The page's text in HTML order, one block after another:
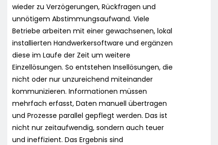
wieder zu Verzögerungen, Rückfragen und
unnötigem Abstimmungsaufwand. Viele
Betriebe arbeiten mit einer gewachsenen, lokal
installierten Handwerkersoftware und ergänzen
diese im Laufe der Zeit um weitere
Einzellösungen. So entstehen Insellösungen, die
nicht oder nur unzureichend miteinander
kommunizieren. Informationen müssen
mehrfach erfasst, Daten manuell übertragen
und Prozesse parallel gepflegt werden. Das ist
nicht nur zeitaufwendig, sondern auch teuer
und ineffizient. Das Ergebnis sind